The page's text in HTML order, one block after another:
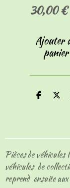
30,00 €
Ajouter
panier
P
g
r
P
g
r
Pièces de
véhicules de
reprend ensuite